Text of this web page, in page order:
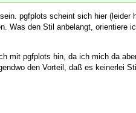
pgfplots scheint sich hier (leider
Was den Stil anbelangt, orientiere
mit pgfplots hin, da ich mich da
den Vorteil, daß es keinerlei